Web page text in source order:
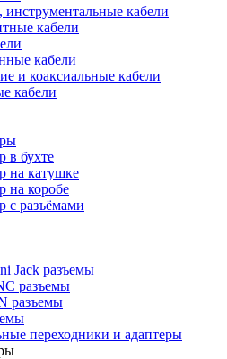
инструментальные кабели
кабели
кабели
и коаксиальные кабели
кабели
в бухте
на катушке
на коробе
с разъёмами
Jack разъемы
разъемы
разъемы
переходники и адаптеры